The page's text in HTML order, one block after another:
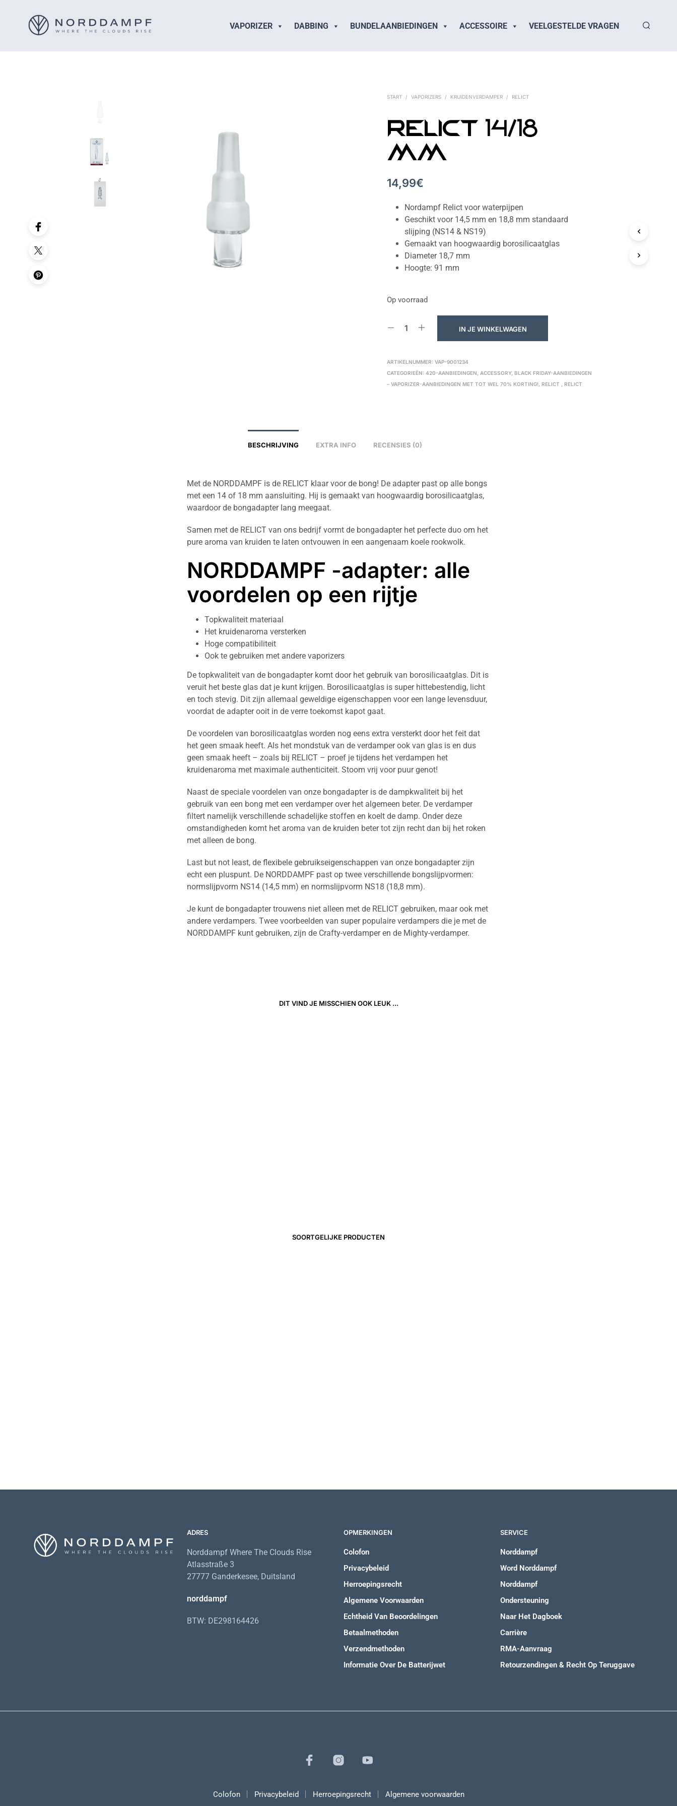
VAPORIZER DABBING BUNDELAANBIEDINGEN ACCESSOIRE VEELGESTELDE VRAGEN
START / VAPORIZERS / KRUIDENVERDAMPER / RELICT
Relict 14/18
mm
14,99€
Nordampf Relict voor waterpijpen
Geschikt voor 14,5 mm en 18,8 mm standaard
slijping (NS14 & NS19)
Gemaakt van hoogwaardig borosilicaatglas
Diameter 18,7 mm
Hoogte: 91 mm
Op voorraad
IN JE WINKELWAGEN
ARTIKELNUMMER:VAP-9001234
CATEGORIEËN:420-AANBIEDINGEN, ACCESSORY,BLACK FRIDAY-AANBIEDINGEN
– VAPORIZER-AANBIEDINGEN MET TOT WEL 70% KORTING!,RELICT ,RELICT
BESCHRIJVING EXTRA INFO RECENSIES (0)
Met de NORDDAMPF is de RELICT klaar voor de bong! De adapter past op alle bongs
met een 14 of 18 mm aansluiting. Hij is gemaakt van hoogwaardig borosilicaatglas,
waardoor de bongadapter lang meegaat.
Samen met de RELICT van ons bedrijf vormt de bongadapter het perfecte duo om het
pure aroma van kruiden te laten ontvouwen in een aangenaam koele rookwolk.
NORDDAMPF -adapter: alle
voordelen op een rijtje
Topkwaliteit materiaal
Het kruidenaroma versterken
Hoge compatibiliteit
Ook te gebruiken met andere vaporizers
De topkwaliteit van de bongadapter komt door het gebruik van borosilicaatglas. Dit is
veruit het beste glas dat je kunt krijgen. Borosilicaatglas is super hittebestendig, licht
en toch stevig. Dit zijn allemaal geweldige eigenschappen voor een lange levensduur,
voordat de adapter ooit in de verre toekomst kapot gaat.
De voordelen van borosilicaatglas worden nog eens extra versterkt door het feit dat
het geen smaak heeft. Als het mondstuk van de verdamper ook van glas is en dus
geen smaak heeft – zoals bij RELICT – proef je tijdens het verdampen het
kruidenaroma met maximale authenticiteit. Stoom vrij voor puur genot!
Naast de speciale voordelen van onze bongadapter is de dampkwaliteit bij het
gebruik van een bong met een verdamper over het algemeen beter. De verdamper
filtert namelijk verschillende schadelijke stoffen en koelt de damp. Onder deze
omstandigheden komt het aroma van de kruiden beter tot zijn recht dan bij het roken
met alleen de bong.
Last but not least, de flexibele gebruikseigenschappen van onze bongadapter zijn
echt een pluspunt. De NORDDAMPF past op twee verschillende bongslijpvormen:
normslijpvorm NS14 (14,5 mm) en normslijpvorm NS18 (18,8 mm).
Je kunt de bongadapter trouwens niet alleen met de RELICT gebruiken, maar ook met
andere verdampers. Twee voorbeelden van super populaire verdampers die je met de
NORDDAMPF kunt gebruiken, zijn de Crafty-verdamper en de Mighty-verdamper.
DIT VIND JE MISSCHIEN OOK LEUK ...
SOORTGELIJKE PRODUCTEN
ADRES
Norddampf Where The Clouds Rise
Atlasstraße 3
27777 Ganderkesee, Duitsland
norddampf
BTW: DE298164426
OPMERKINGEN
Colofon
Privacybeleid
Herroepingsrecht
Algemene Voorwaarden
Echtheid Van Beoordelingen
Betaalmethoden
Verzendmethoden
Informatie Over De Batterijwet
SERVICE
Norddampf
Word Norddampf
Norddampf
Ondersteuning
Naar Het Dagboek
Carrière
RMA-Aanvraag
Retourzendingen & Recht Op Teruggave
Colofon Privacybeleid Herroepingsrecht Algemene voorwaarden